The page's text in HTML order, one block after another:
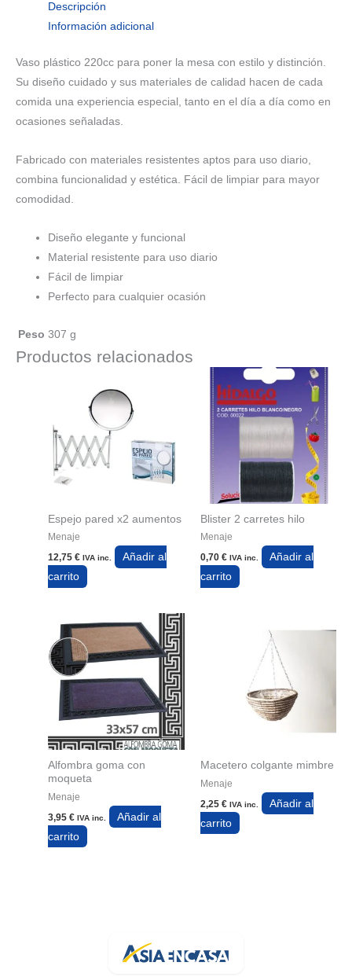
Descripción
Información adicional
Vaso plástico 220cc para poner la mesa con estilo y distinción.
Su diseño cuidado y sus materiales de calidad hacen de cada
comida una experiencia especial, tanto en el día a día como en
ocasiones señaladas.
Fabricado con materiales resistentes aptos para uso diario,
combina funcionalidad y estética. Fácil de limpiar para mayor
comodidad.
Diseño elegante y funcional
Material resistente para uso diario
Fácil de limpiar
Perfecto para cualquier ocasión
Peso 307 g
Productos relacionados
Espejo pared x2 aumentos
Menaje
12,75€ IVA inc.
Añadir al
carrito
Blister 2 carretes hilo
Menaje
0,70 € IVA inc.
Añadir al
carrito
Alfombra goma con
moqueta
Menaje
3,95€ IVA inc.
Añadir al
carrito
Macetero colgante mimbre
Menaje
2,25 € IVA inc.
Añadir al
carrito